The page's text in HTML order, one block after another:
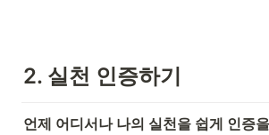
2. 실천 인증하기
언제 어디서나 나의 실천을 쉽게 인증